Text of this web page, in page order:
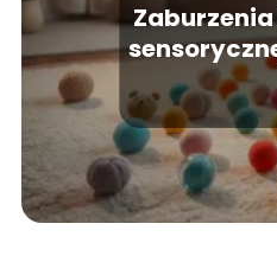
metody